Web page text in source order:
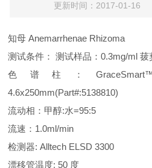
更新时间：2017-01-16
知母 Anemarrhenae Rhizoma
测试条件： 测试样品：0.3mg/ml 菝
色谱柱：
4.6x250mm(Part#:5138810)
流动相：甲醇:水=95:5
流速：1.0ml/min
检测器: Alltech ELSD 3300
漂移管温度: 50 度